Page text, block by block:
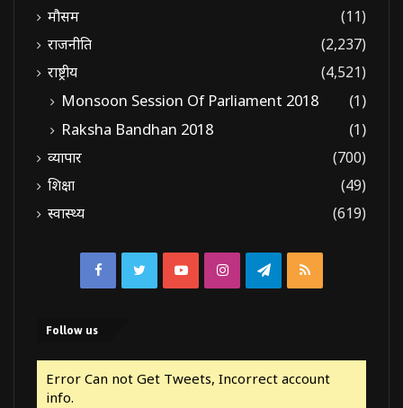
मौसम
(11)
राजनीति
(2,237)
राष्ट्रीय
(4,521)
Monsoon Session Of Parliament 2018
(1)
Raksha Bandhan 2018
(1)
व्यापार
(700)
शिक्षा
(49)
स्वास्थ्य
(619)
FacebookTwitterYouTubeInstagramTelegram
RSS
Follow us
Error Can not Get Tweets, Incorrect account
info.